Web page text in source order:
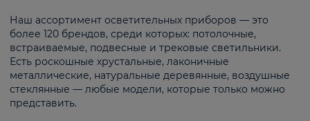
Наш ассортимент осветительных приборов — это
более 120 брендов, среди которых: потолочные,
встраиваемые, подвесные и трековые светильники.
Есть роскошные хрустальные, лаконичные
металлические, натуральные деревянные, воздушные
стеклянные — любые модели, которые только можно
представить.